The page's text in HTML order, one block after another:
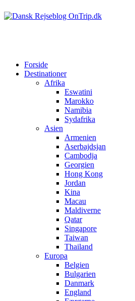
Forside
Destinationer
Afrika
Eswatini
Marokko
Namibia
Sydafrika
Asien
Armenien
Aserbajdsjan
Cambodja
Georgien
Hong Kong
Jordan
Kina
Macau
Maldiverne
Qatar
Singapore
Taiwan
Thailand
Europa
Belgien
Bulgarien
Danmark
England